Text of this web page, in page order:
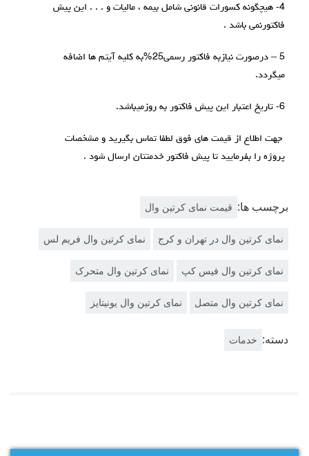
4- هیچگونه کسورات قانونی شامل بیمه ، مالیات و . . . این پیش
فاکتورنمی باشد .
5 – درصورت نیازبه فاکتور رسمی25%به کلیه آیتم ها اضافه
میگردد.
6- تاریخ اعتبار این پیش فاکتور به روزمیباشد.
جهت اطلاع از قیمت های فوق لطفا تماس بگیرید و مشخصات
پروژه را بفرمایید تا پیش فاکتور خدمتتان ارسال شود .
برچسب ها: قیمت نمای کرتین وال
نمای کرتین وال در تهران و کرج نمای کرتین وال فریم لس
نمای کرتین وال فیس کپ نمای کرتین وال متحرک
نمای کرتین وال متصل نمای کرتین وال یونیتایز
دسته: خدمات